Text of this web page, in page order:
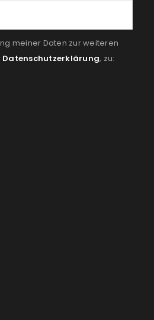
meiner Daten zur weiteren
Datenschutzerklärung, zu: